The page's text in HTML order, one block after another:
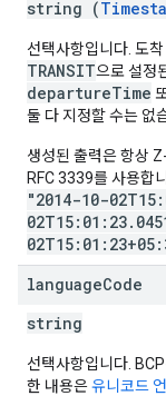
string (
선택사항입니다. 도
TRANSIT으로 설정
departureTime
둘 다 지정할 수는 없
생성된 출력은 항상
RFC 3339를 사용합
"2014-10-
languageCode
string
선택사항입니다.
한 내용은유니코드